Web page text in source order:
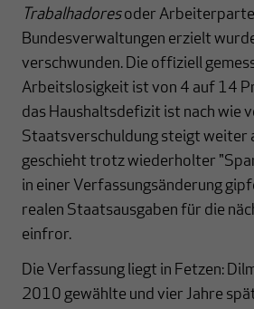
Trabalhadoresoder
Bundesverwaltungen erzielt
verschwunden. Die offiziell
Arbeitslosigkeit ist von 4 auf 14
das Haushaltsdefizit ist nach wie
Staatsverschuldung steigt weiter
geschieht trotz wiederholter
in einer Verfassungsänderung
realen Staatsausgaben für die
einfror.
Die Verfassung liegt in Fetzen:
2010 gewählte und vier Jahre